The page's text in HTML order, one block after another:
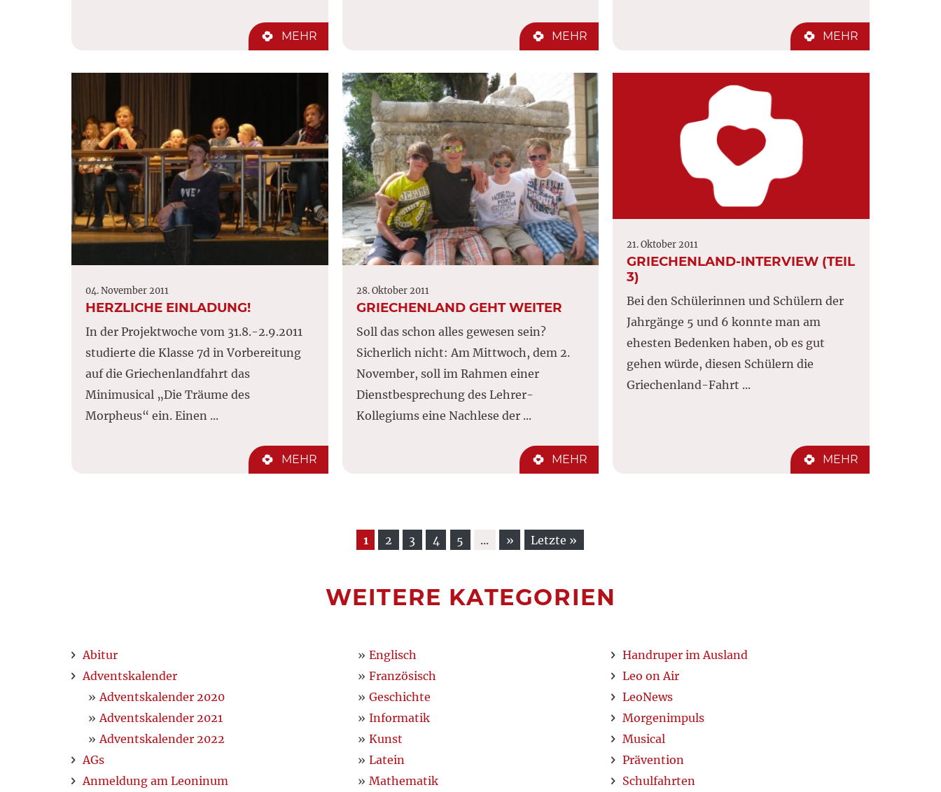
MEHR MEHR MEHR
04. November 2011
HERZLICHE EINLADUNG!
In der Projektwoche vom 31.8.-2.9.2011
studierte die Klasse 7d in Vorbereitung
auf die Griechenlandfahrt das
Minimusical „Die Träume des
Morpheus“ ein. Einen ...
MEHR
28. Oktober 2011
GRIECHENLAND GEHT WEITER
Soll das schon alles gewesen sein?
Sicherlich nicht: Am Mittwoch, dem 2.
November, soll im Rahmen einer
Dienstbesprechung des Lehrer-
Kollegiums eine Nachlese der ...
MEHR
21. Oktober 2011
GRIECHENLAND-INTERVIEW (TEIL
3)
Bei den Schülerinnen und Schülern der
Jahrgänge 5 und 6 konnte man am
ehesten Bedenken haben, ob es gut
gehen würde, diesen Schülern die
Griechenland-Fahrt ...
MEHR
1 2 3 4 5 ... » Letzte »
WEITERE KATEGORIEN
Abitur
Adventskalender
Adventskalender 2020
Adventskalender 2021
Adventskalender 2022
AGs
Anmeldung am Leoninum
Englisch
Französisch
Geschichte
Informatik
Kunst
Latein
Mathematik
Handruper im Ausland
Leo on Air
LeoNews
Morgenimpuls
Musical
Prävention
Schulfahrten